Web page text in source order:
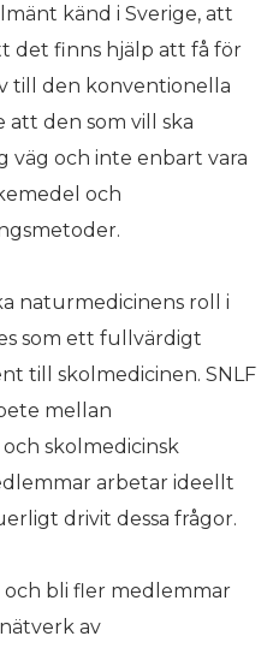
känd i Sverige, att
det finns hjälp att få för
till den konventionella
att den som vill ska
väg och inte enbart vara
och
naturmedicinens roll i
som ett fullvärdigt
till skolmedicinen. SNLF
mellan
skolmedicinsk
arbetar ideellt
drivit dessa frågor.
och bli fler medlemmar
av